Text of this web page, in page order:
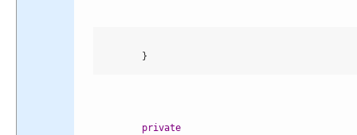
}
private